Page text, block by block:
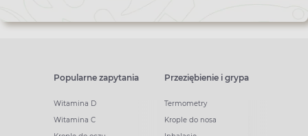
Popularne zapytania
Witamina D
Witamina C
Przeziębienie i grypa
Termometry
Krople do nosa